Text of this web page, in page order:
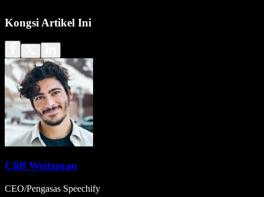
Kongsi Artikel Ini
Cliff Weitzman
CEO/Pengasas Speechify